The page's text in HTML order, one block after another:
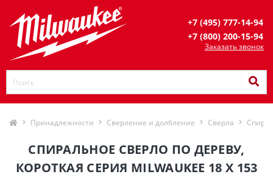
+7 (495) 777-14-94
+7 (800) 200-15-94
Заказать звонок
Принадлежности Сверление и долбление Сверла
СПИРАЛЬНОЕ СВЕРЛО ПО ДЕРЕВУ,
КОРОТКАЯ СЕРИЯ MILWAUKEE 18 X 153